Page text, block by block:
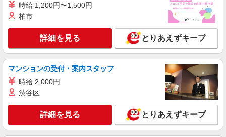
+゜ 入社祝い金10万円支給(規定有) お友達を紹介
頂くと, インセンティブ支給(規定有) ★月2回払
い・週払い可能（規程有）★ ゜・。○。・゜
+゜・。○。・゜+゜
広島県東広島市のdocomoショップ
詳細を見る
紹介予定派遣
株式会社シエロ
【au】人気機種に詳しくなれる携帯販売
時給1400円〜1500円（経験・能力による） ※
残業代支給 ★交通費別途支給（規定あり） ゜
+゜・。○。・゜+゜・。○。・゜+゜ 入社祝い金10
万円支給(規定有) お友達を紹介頂くと, インセンテ
ィブ支給(規定有) ★月2回払い・週払い可能（規程
広島県東広島市のauショップ
キープ 詳細を見る
時給 1,200円〜1,500円
柏市
詳細を見る とりあえずキープ
マンションの受付・案内スタッフ
時給 2,000円
渋谷区
詳細を見る とりあえずキープ